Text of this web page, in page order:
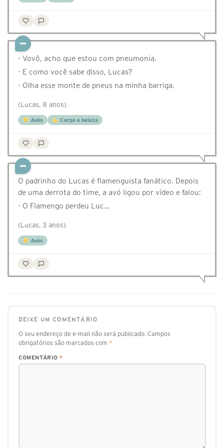
- Vovô, acho que estou com pneumonia.
- E como você sabe disso, Lucas?
- Olha esse monte de pneus na minha barriga.
(Lucas, 8 anos)
Avós Corpo e beleza
O padrinho do Lucas é flamenguista fanático. Depois
de uma derrota do time, a avó ligou por vídeo e falou:
- O Flamengo perdeu Luc…
(Lucas, 3 anos)
Avós
DEIXE UM COMENTÁRIO
O seu endereço de e-mail não será publicado. Campos
obrigatórios são marcados com *
COMENTÁRIO *